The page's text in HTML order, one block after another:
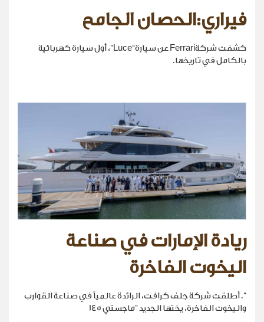
فيراري:الحصان الجامح
كشفت شركةFerrari عن سيارة“Luce”، أول سيارة كهربائية
بالكامل في تاريخها.
ريادة الإمارات في صناعة
اليخوت الفاخرة
". أطلقت شركة جلف كرافت، الرائدة عالمياً في صناعة القوارب
واليخوت الفاخرة، يختها الجديد "ماجستي 145